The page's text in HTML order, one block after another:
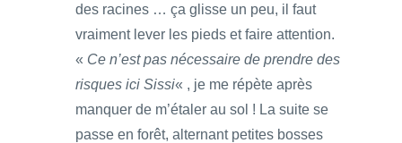
des racines … ça glisse un peu, il faut
vraiment lever les pieds et faire attention.
« Ce n’est pas nécessaire de prendre des
risques ici Sissi« , je me répète après
manquer de m’étaler au sol ! La suite se
passe en forêt, alternant petites bosses